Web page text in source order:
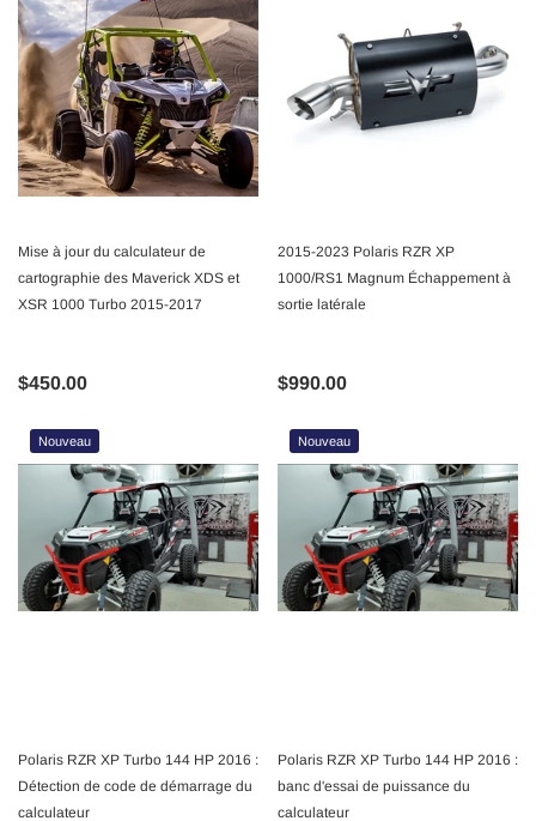
Mise à jour du calculateur de
cartographie des Maverick XDS et
XSR 1000 Turbo 2015-2017
$450.00
2015-2023 Polaris RZR XP
1000/RS1 Magnum Échappement à
sortie latérale
$990.00
Nouveau
Polaris RZR XP Turbo 144 HP 2016 :
Détection de code de démarrage du
calculateur
Nouveau
Polaris RZR XP Turbo 144 HP 2016 :
banc d'essai de puissance du
calculateur